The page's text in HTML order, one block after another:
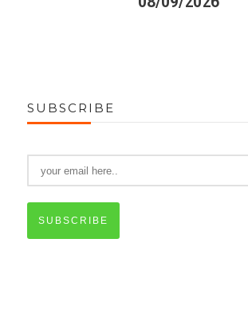
SUBSCRIBE
SUBSCRIBE